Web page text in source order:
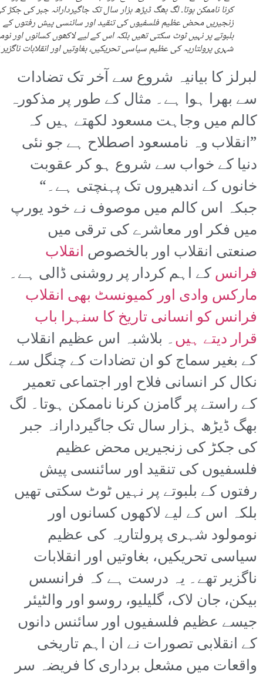
کرنا ناممکن ہوتا۔ لگ بھگ ڈیڑھ ہزار سال تک جاگیردارانہ جبر کی جکڑ
زنجیریں محض عظیم فلسفیوں کی تنقید اور سائنسی پیش رفتوں کے
بلبوتے پر نہیں ٹوٹ سکتی تھیں بلکہ اس کے لیے لاکھوں کسانوں اور
شہری پرولتاریہ کی عظیم سیاسی تحریکیں، بغاوتیں اور انقلابات
لبرلز کا بیانیہ شروع سے آخر تک تضادات
سے بھرا ہوا ہے۔ مثال کے طور پر مذکورہ
کالم میں وجاہت مسعود لکھتے ہیں کہ
”انقلاب وہ نامسعود اصطلاح ہے جو نئی
دنیا کے خواب سے شروع ہو کر عقوبت
خانوں کے اندھیروں تک پہنچتی ہے۔“
جبکہ اس کالم میں موصوف نے خود یورپ
میں فکر اور معاشرے کی ترقی میں
صنعتی انقلاب اور بالخصوص انقلاب
فرانسکے اہم کردار پر روشنی ڈالی ہے۔
مارکس وادی اور کمیونسٹ بھی انقلاب
فرانس کو انسانی تاریخ کا سنہرا باب
قرار دیتے ہیں۔ بلاشبہ اس عظیم انقلاب
کے بغیر سماج کو ان تضادات کے چنگل سے
نکال کر انسانی فلاح اور اجتماعی تعمیر
کے راستے پر گامزن کرنا ناممکن ہوتا۔ لگ
بھگ ڈیڑھ ہزار سال تک جاگیردارانہ جبر
کی جکڑ کی زنجیریں محض عظیم
فلسفیوں کی تنقید اور سائنسی پیش
رفتوں کے بلبوتے پر نہیں ٹوٹ سکتی تھیں
بلکہ اس کے لیے لاکھوں کسانوں اور
نومولود شہری پرولتاریہ کی عظیم
سیاسی تحریکیں، بغاوتیں اور انقلابات
ناگزیر تھے۔ یہ درست ہے کہ فرانسس
بیکن، جان لاک، گلیلیو، روسو اور والٹیئر
جیسے عظیم فلسفیوں اور سائنس دانوں
کے انقلابی تصورات نے ان اہم تاریخی
واقعات میں مشعل برداری کا فریضہ سر